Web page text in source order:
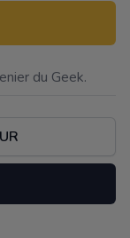
du Geek.